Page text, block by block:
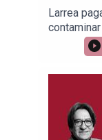
Larrea
a para
nombre